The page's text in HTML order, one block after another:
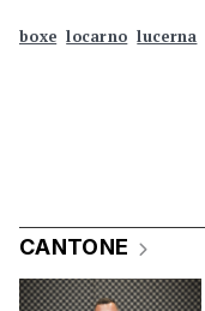
boxe locarno lucerna
CANTONE